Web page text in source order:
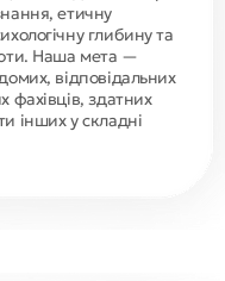
етичну
глибину та
Наша мета —
відповідальних
фахівців, здатних
інших у складні